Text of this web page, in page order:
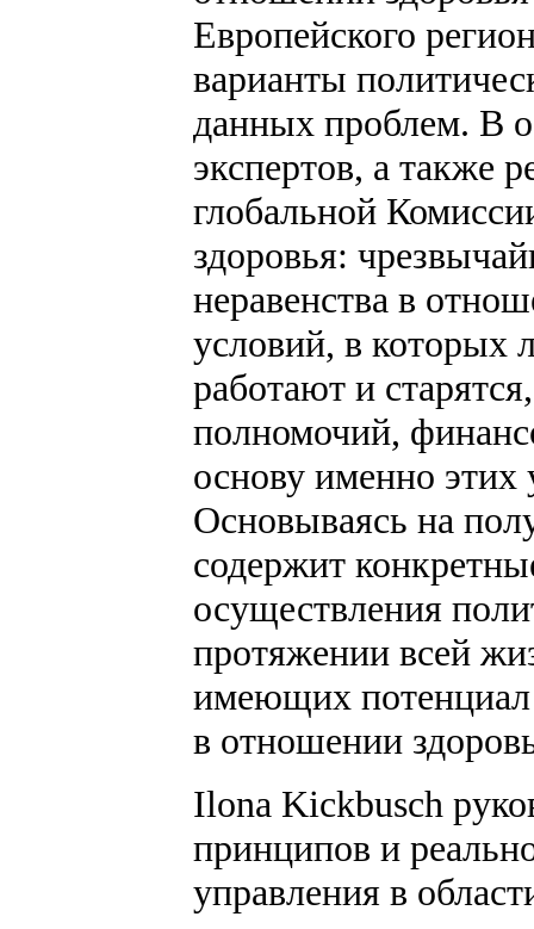
Европейского
варианты
данных проблем. В
экспертов, а также
глобальной
здоровья:
неравенства в
условий, в которых
работают и
полномочий,
основу именно этих
Основываясь на
содержит
осуществления
протяжении всей
имеющих потенциал
в отношении
Ilona Kickbusch
принципов и
управления в